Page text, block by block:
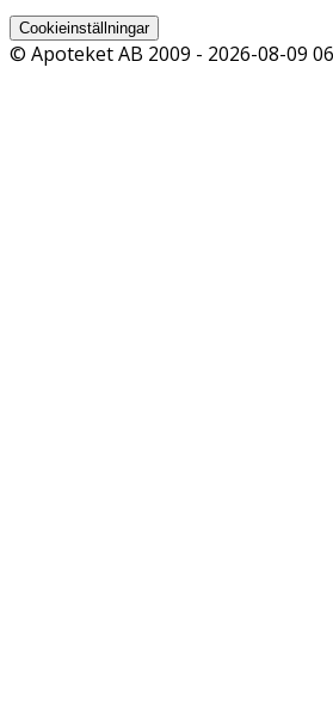
Cookieinställningar
© Apoteket AB 2009 - 2026-08-09